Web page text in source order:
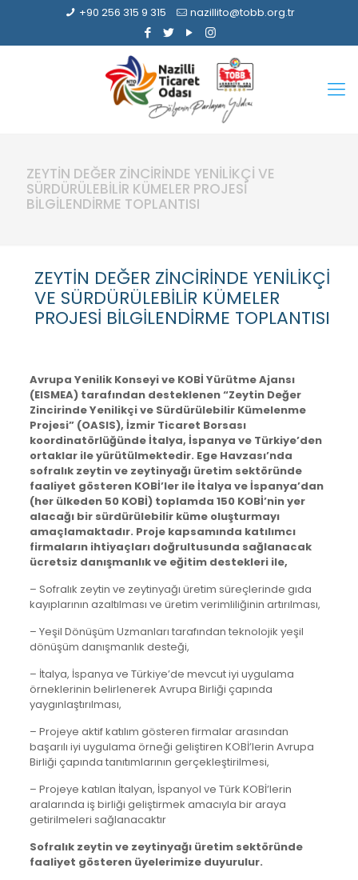
+90 256 315 9 315 nazillito@tobb.org.tr
ZEYTİN DEĞER ZİNCİRİNDE YENİLİKÇİ VE
SÜRDÜRÜLEBİLİR KÜMELER PROJESİ
BİLGİLENDİRME TOPLANTISI
ZEYTİN DEĞER ZİNCİRİNDE YENİLİKÇİ
VE SÜRDÜRÜLEBİLİR KÜMELER
PROJESİ BİLGİLENDİRME TOPLANTISI
Avrupa Yenilik Konseyi ve KOBİ Yürütme Ajansı
(EISMEA) tarafından desteklenen “Zeytin Değer
Zincirinde Yenilikçi ve Sürdürülebilir Kümelenme
Projesi” (OASIS), İzmir Ticaret Borsası
koordinatörlüğünde İtalya, İspanya ve Türkiye’den
ortaklar ile yürütülmektedir. Ege Havzası’nda
sofralık zeytin ve zeytinyağı üretim sektöründe
faaliyet gösteren KOBİ’ler ile İtalya ve İspanya’dan
(her ülkeden 50 KOBİ) toplamda 150 KOBİ’nin yer
alacağı bir sürdürülebilir küme oluşturmayı
amaçlamaktadır. Proje kapsamında katılımcı
firmaların ihtiyaçları doğrultusunda sağlanacak
ücretsiz danışmanlık ve eğitim destekleri ile,
– Sofralık zeytin ve zeytinyağı üretim süreçlerinde gıda
kayıplarının azaltılması ve üretim verimliliğinin artırılması,
– Yeşil Dönüşüm Uzmanları tarafından teknolojik yeşil
dönüşüm danışmanlık desteği,
– İtalya, İspanya ve Türkiye’de mevcut iyi uygulama
örneklerinin belirlenerek Avrupa Birliği çapında
yaygınlaştırılması,
– Projeye aktif katılım gösteren firmalar arasından
başarılı iyi uygulama örneği geliştiren KOBİ’lerin Avrupa
Birliği çapında tanıtımlarının gerçekleştirilmesi,
– Projeye katılan İtalyan, İspanyol ve Türk KOBİ’lerin
aralarında iş birliği geliştirmek amacıyla bir araya
getirilmeleri sağlanacaktır
Sofralık zeytin ve zeytinyağı üretim sektöründe
faaliyet gösteren üyelerimize duyurulur.